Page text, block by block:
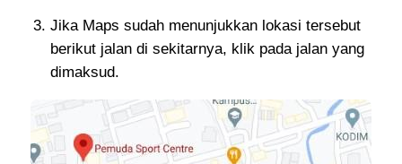
Jika Maps sudah menunjukkan lokasi tersebut
berikut jalan di sekitarnya, klik pada jalan yang
dimaksud.